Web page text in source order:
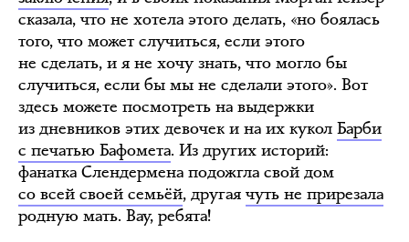
сказала, что не хотела этого делать, «но боялась
того, что может случиться, если этого
не сделать, и я не хочу знать, что могло бы
случиться, если бы мы не сделали этого». Вот
здесь можете посмотреть на выдержки
из дневников этих девочек и на их кукол Барби
с печатью Бафомета. Из других историй:
фанатка Слендермена подожгла свой дом
со всей своей семьёй, другая чуть не прирезала
родную мать. Вау, ребята!